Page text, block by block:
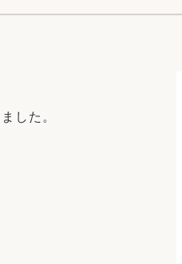
ュレーション
した。